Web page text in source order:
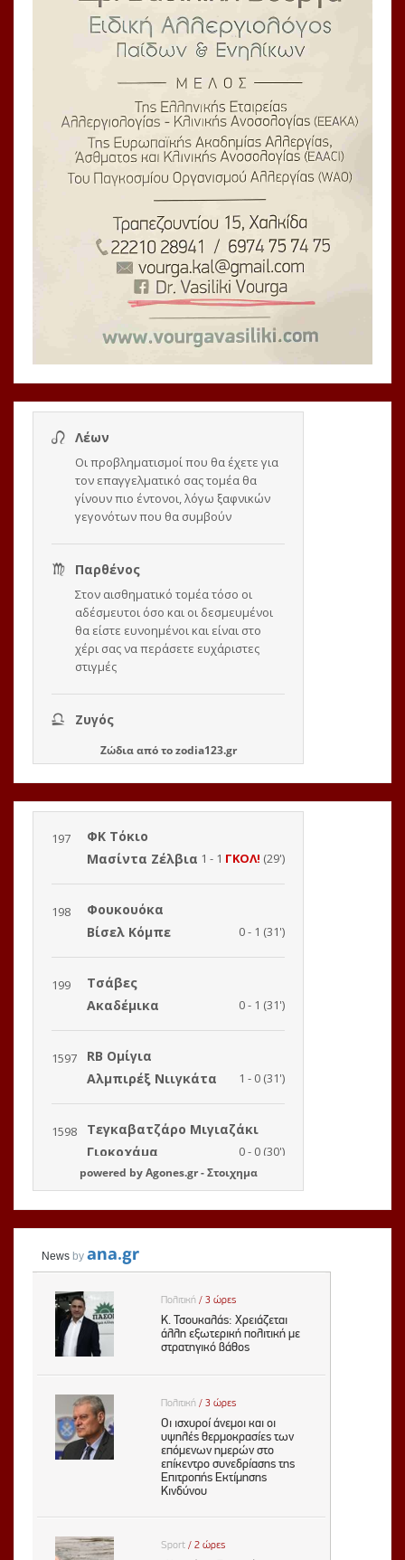
Ζώδιααπό τοzodia123.gr
powered byAgones.gr-Στοιχημα